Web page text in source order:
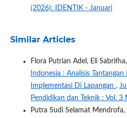
(2026): IDENTIK - Januari
Similar Articles
Flora Putrian Adel, Eli Sabrifha,
Indonesia : Analisis
Implementasi Di Lapangan ,
Pendidikan dan Teknik : Vol.
Putra Sudi Selamat Mendrofa,